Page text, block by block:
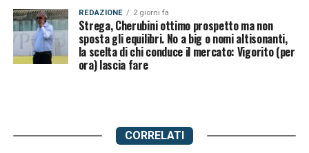
REDAZIONE 2 giorni fa
Strega, Cherubini ottimo prospetto ma non
sposta gli equilibri. No a big o nomi altisonanti,
la scelta di chi conduce il mercato: Vigorito (per
ora) lascia fare
CORRELATI